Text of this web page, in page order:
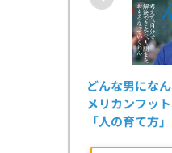
どんな男にな
メリカンフッ
「人の育て方」